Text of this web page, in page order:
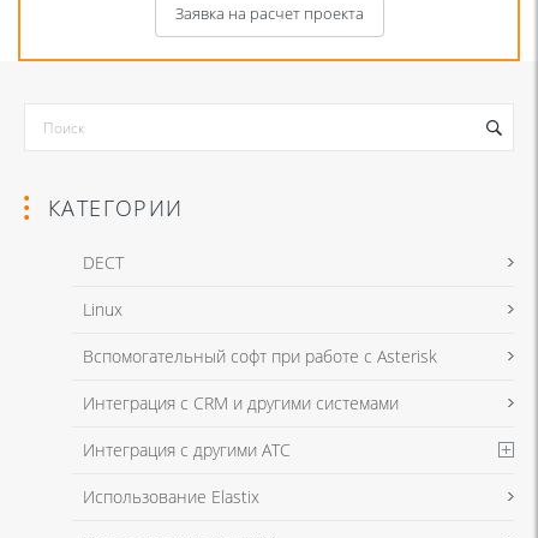
Я даю согласие на обработку моих персональных данных для связи
в соответствии сПолитикой в отношении обработки персональных
Заявка на расчет проекта
Я даю согласие на обработку моих персональных данных для связи
в соответствии с Политикой в отношении обработки персональных
КАТЕГОРИИ
DECT
Linux
Вспомогательный софт при работе с Asterisk
Интеграция с CRM и другими системами
Интеграция с другими АТС
Использование Elastix